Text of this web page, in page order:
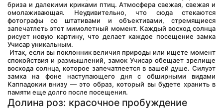
бриза и далекими криками птиц. Атмосфера свежая, свежая и
омолаживающая. Неудивительно, что сюда стекаются
фотографы со штативами и объективами, стремящиеся
запечатлеть этот мимолетный момент. Каждый восход солнца
рисует новую картину, что делает каждое посещение замка
Учисар уникальным.
спокойствия и размышлений, замок Учисар обещает зрелище
восхода солнца, которое запечатлеется в вашей душе. Силуэт
замка на фоне наступающего дня с обширными видами
Каппадокии внизу — это образ, который вы будете хранить в
памяти еще долго после посещения.
Долина роз: красочное пробуждение